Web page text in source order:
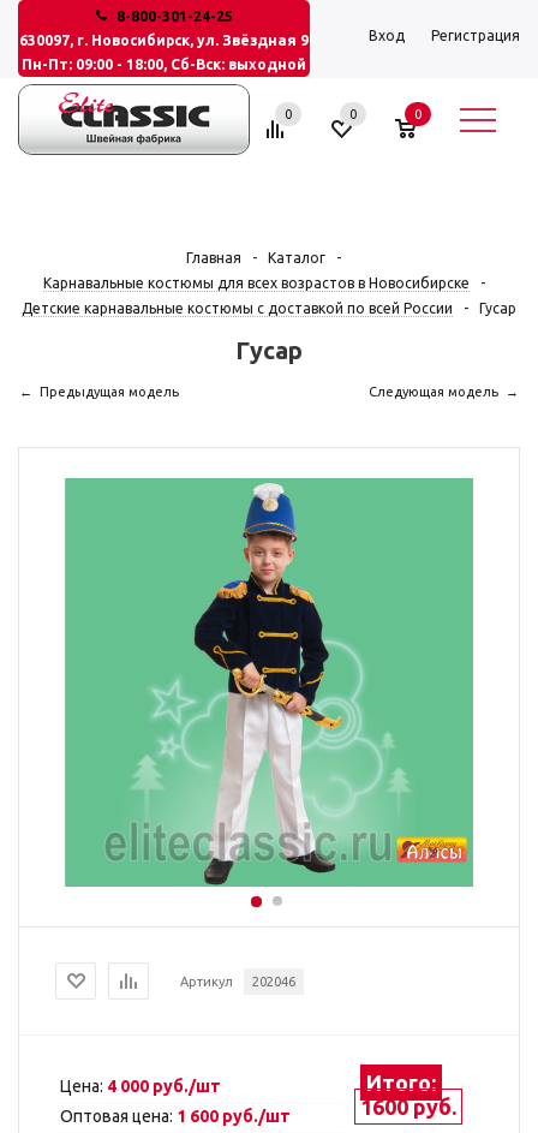
8-800-301-24-25
630097, г. Новосибирск, ул. Звёздная 9
Пн-Пт: 09:00 - 18:00, Сб-Вск: выходной
Вход Регистрация
0 0 0
Главная - Каталог
-
Карнавальные костюмы для всех возрастов в Новосибирске
-
Детские карнавальные костюмы с доставкой по всей России
- Гусар
Гусар
Артикул 202046
Цена: 4 000 руб./шт
Оптовая цена: 1 600 руб./шт
Итого:
1600 руб.
Предыдущая модель Следующая модель